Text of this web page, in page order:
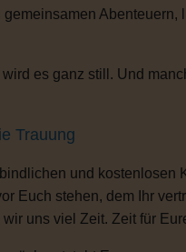
es ganz still. Und
Trauung
und
Euch stehen, dem Ihr
uns viel Zeit. Zeit für